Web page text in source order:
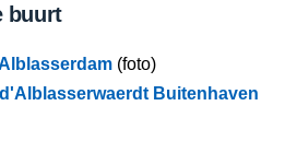
buurt
(foto)
Buitenhaven